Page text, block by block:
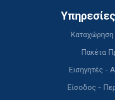
Καταχώρηση
Πακέτα
Εισηγητές -
Είσοδος -